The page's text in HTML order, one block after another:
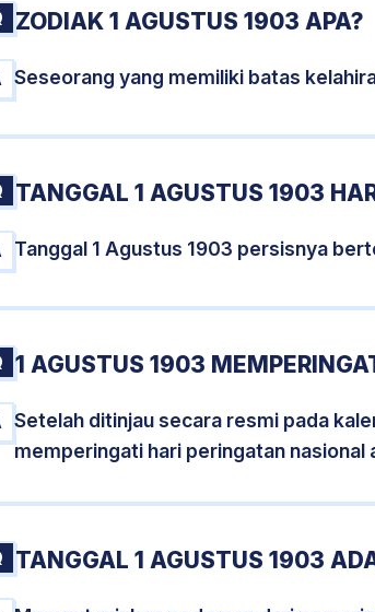
ZODIAK 1 AGUSTUS 1903 APA?
Seseorang yang memiliki batas
TANGGAL 1 AGUSTUS 1903
Tanggal 1 Agustus 1903 persisnya
1 AGUSTUS 1903
Setelah ditinjau secara resmi pada
memperingati hari peringatan nasional
TANGGAL 1 AGUSTUS 1903